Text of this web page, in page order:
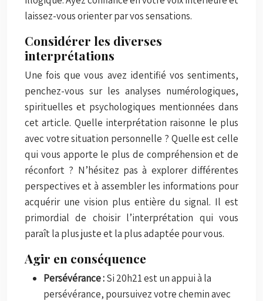
laissez-vous orienter par vos sensations.
Considérer les diverses
interprétations
Une fois que vous avez identifié vos sentiments,
penchez-vous sur les analyses numérologiques,
spirituelles et psychologiques mentionnées dans
cet article. Quelle interprétation raisonne le plus
avec votre situation personnelle ? Quelle est celle
qui vous apporte le plus de compréhension et de
réconfort ? N’hésitez pas à explorer différentes
perspectives et à assembler les informations pour
acquérir une vision plus entière du signal. Il est
primordial de choisir l’interprétation qui vous
paraît la plus juste et la plus adaptée pour vous.
Agir en conséquence
Persévérance :Si 20h21 est un appui à la
persévérance, poursuivez votre chemin avec